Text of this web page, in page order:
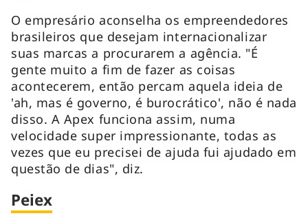
O empresário aconselha os empreendedores
brasileiros que desejam internacionalizar
suas marcas a procurarem a agência. "É
gente muito a fim de fazer as coisas
acontecerem, então percam aquela ideia de
'ah, mas é governo, é burocrático', não é nada
disso. A Apex funciona assim, numa
velocidade super impressionante, todas as
vezes que eu precisei de ajuda fui ajudado em
questão de dias", diz.
Peiex